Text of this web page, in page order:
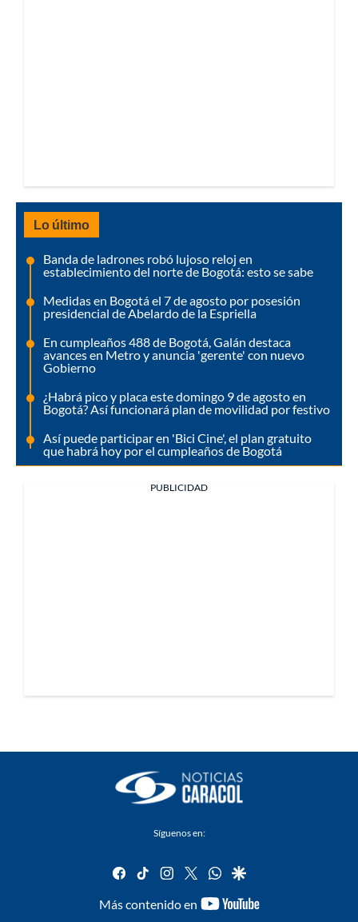
Lo último
Banda de ladrones robó lujoso reloj en
establecimiento del norte de Bogotá: esto se sabe
Medidas en Bogotá el 7 de agosto por posesión
presidencial de Abelardo de la Espriella
En cumpleaños 488 de Bogotá, Galán destaca
avances en Metro y anuncia 'gerente' con nuevo
Gobierno
¿Habrá pico y placa este domingo 9 de agosto en
Bogotá? Así funcionará plan de movilidad por festivo
Así puede participar en 'Bici Cine', el plan gratuito
que habrá hoy por el cumpleaños de Bogotá
PUBLICIDAD
Síguenos en:
facebook
tiktok instagram
twitterwhatsapp
google
Más contenido en
youtube-